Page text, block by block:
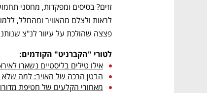
פצצה שהולכת על עיוור לנ"צ
לטורי "הקברניט" הקודמים:
אילו טילים בליסטיים נשארו
הבטן הרכה של האויב: למה שלא
מאחורי הקלעים של חטיפת